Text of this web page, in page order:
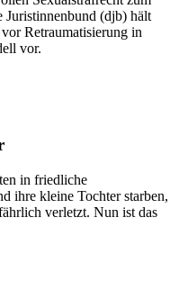
Juristinnenbund (djb) hält
Retraumatisierung in
vor.
in friedliche
ihre kleine Tochter starben,
verletzt. Nun ist das